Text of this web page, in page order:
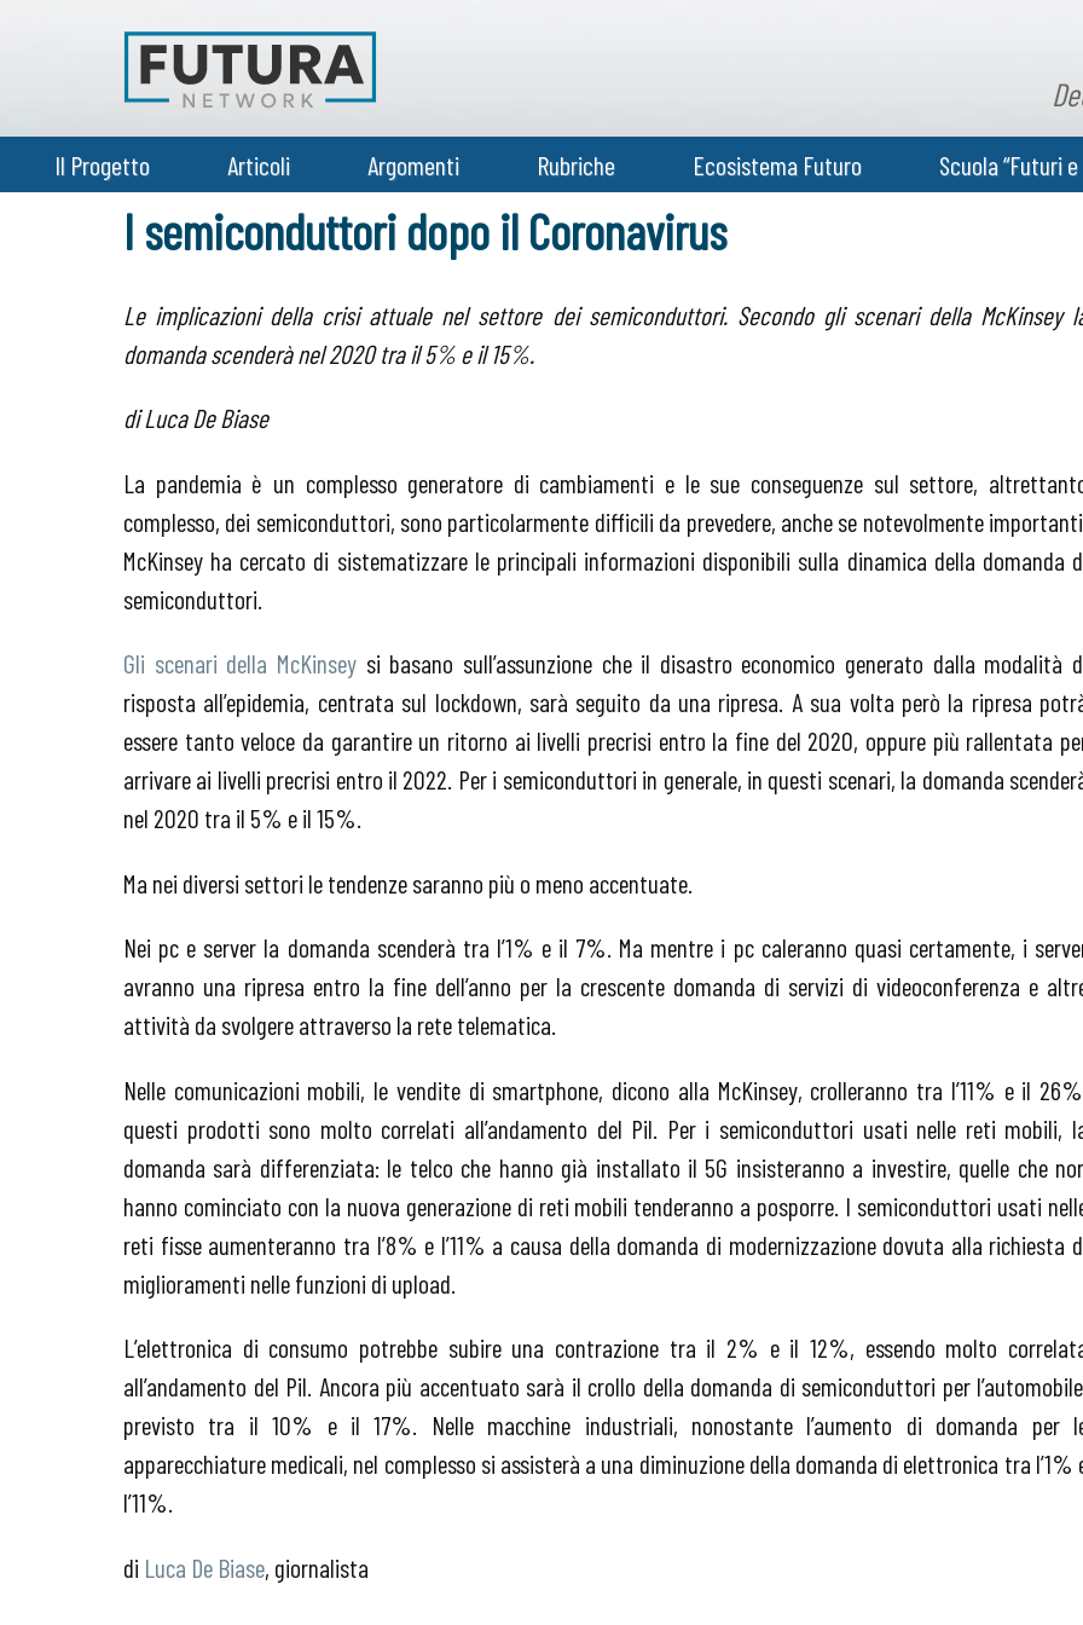
Il Progetto Articoli Argomenti Rubriche Ecosistema Futuro Scuola “Futuri
I semiconduttori dopo il Coronavirus
Le implicazioni della crisi attuale nel settore dei semiconduttori. Secondo gli scenari della McKinsey
domanda scenderà nel 2020 tra il 5% e il 15%.
di Luca De Biase
La pandemia è un complesso generatore di cambiamenti e le sue conseguenze sul settore,
complesso, dei semiconduttori, sono particolarmente difficili da prevedere, anche se notevolmente importanti.
McKinsey ha cercato di sistematizzare le principali informazioni disponibili sulla dinamica della domanda
semiconduttori.
Gli scenari della McKinseysi basano sull’assunzione che il disastro economico generato dalla modalità
risposta all’epidemia, centrata sul lockdown, sarà seguito da una ripresa. A sua volta però la ripresa
essere tanto veloce da garantire un ritorno ai livelli precrisi entro la fine del 2020, oppure più rallentata
arrivare ai livelli precrisi entro il 2022. Per i semiconduttori in generale, in questi scenari, la domanda
nel 2020 tra il 5% e il 15%.
Ma nei diversi settori le tendenze saranno più o meno accentuate.
Nei pc e server la domanda scenderà tra l’1% e il 7%. Ma mentre i pc caleranno quasi certamente, i
avranno una ripresa entro la fine dell’anno per la crescente domanda di servizi di videoconferenza e
attività da svolgere attraverso la rete telematica.
Nelle comunicazioni mobili, le vendite di smartphone, dicono alla McKinsey, crolleranno tra l’11% e il
questi prodotti sono molto correlati all’andamento del Pil. Per i semiconduttori usati nelle reti mobili,
domanda sarà differenziata: le telco che hanno già installato il 5G insisteranno a investire, quelle che
hanno cominciato con la nuova generazione di reti mobili tenderanno a posporre. I semiconduttori usati
reti fisse aumenteranno tra l’8% e l’11% a causa della domanda di modernizzazione dovuta alla richiesta
miglioramenti nelle funzioni di upload.
L’elettronica di consumo potrebbe subire una contrazione tra il 2% e il 12%, essendo molto
all’andamento del Pil. Ancora più accentuato sarà il crollo della domanda di semiconduttori per
previsto tra il 10% e il 17%. Nelle macchine industriali, nonostante l’aumento di domanda per
apparecchiature medicali, nel complesso si assisterà a una diminuzione della domanda di elettronica tra l’1%
l’11%.
di Luca De Biase, giornalista